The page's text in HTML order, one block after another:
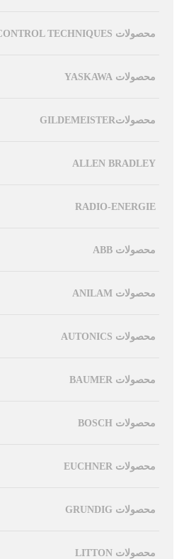
محصولات CONTROL TECHNIQUES
محصولات YASKAWA
محصولاتGILDEMEISTER
ALLEN BRADLEY
RADIO-ENERGIE
محصولات ABB
محصولات ANILAM
محصولات AUTONICS
محصولات BAUMER
محصولات BOSCH
محصولات EUCHNER
محصولات GRUNDIG
محصولات LITTON